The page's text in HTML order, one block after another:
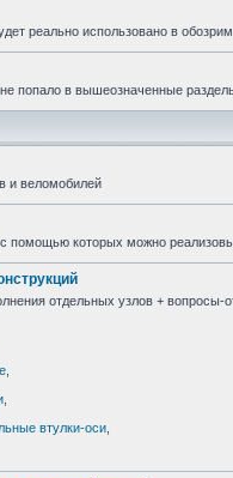
реально использовано в
не попало в вышеозначенные
и веломобилей
помощью которых можно
отдельных узлов + вопросы-
втулки-оси